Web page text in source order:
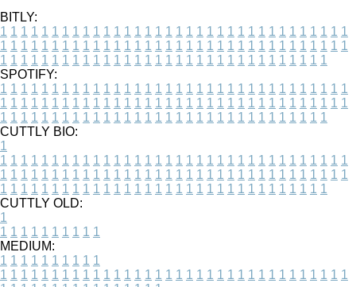
BITLY:
1 1 1 1 1 1 1 1 1 1 1 1 1 1 1 1 1 1 1 1 1 1 1 1 1 1 1 1 1 1 1 1 1 1
1 1 1 1 1 1 1 1 1 1 1 1 1 1 1 1 1 1 1 1 1 1 1 1 1 1 1 1 1 1 1 1 1 1
1 1 1 1 1 1 1 1 1 1 1 1 1 1 1 1 1 1 1 1 1 1 1 1 1 1 1 1 1 1 1 1
SPOTIFY:
1 1 1 1 1 1 1 1 1 1 1 1 1 1 1 1 1 1 1 1 1 1 1 1 1 1 1 1 1 1 1 1 1 1
1 1 1 1 1 1 1 1 1 1 1 1 1 1 1 1 1 1 1 1 1 1 1 1 1 1 1 1 1 1 1 1 1 1
1 1 1 1 1 1 1 1 1 1 1 1 1 1 1 1 1 1 1 1 1 1 1 1 1 1 1 1 1 1 1 1
CUTTLY BIO:
1
1 1 1 1 1 1 1 1 1 1 1 1 1 1 1 1 1 1 1 1 1 1 1 1 1 1 1 1 1 1 1 1 1 1
1 1 1 1 1 1 1 1 1 1 1 1 1 1 1 1 1 1 1 1 1 1 1 1 1 1 1 1 1 1 1 1 1 1
1 1 1 1 1 1 1 1 1 1 1 1 1 1 1 1 1 1 1 1 1 1 1 1 1 1 1 1 1 1 1 1
CUTTLY OLD:
1
1 1 1 1 1 1 1 1 1 1
MEDIUM:
1 1 1 1 1 1 1 1 1 1
1 1 1 1 1 1 1 1 1 1 1 1 1 1 1 1 1 1 1 1 1 1 1 1 1 1 1 1 1 1 1 1 1 1